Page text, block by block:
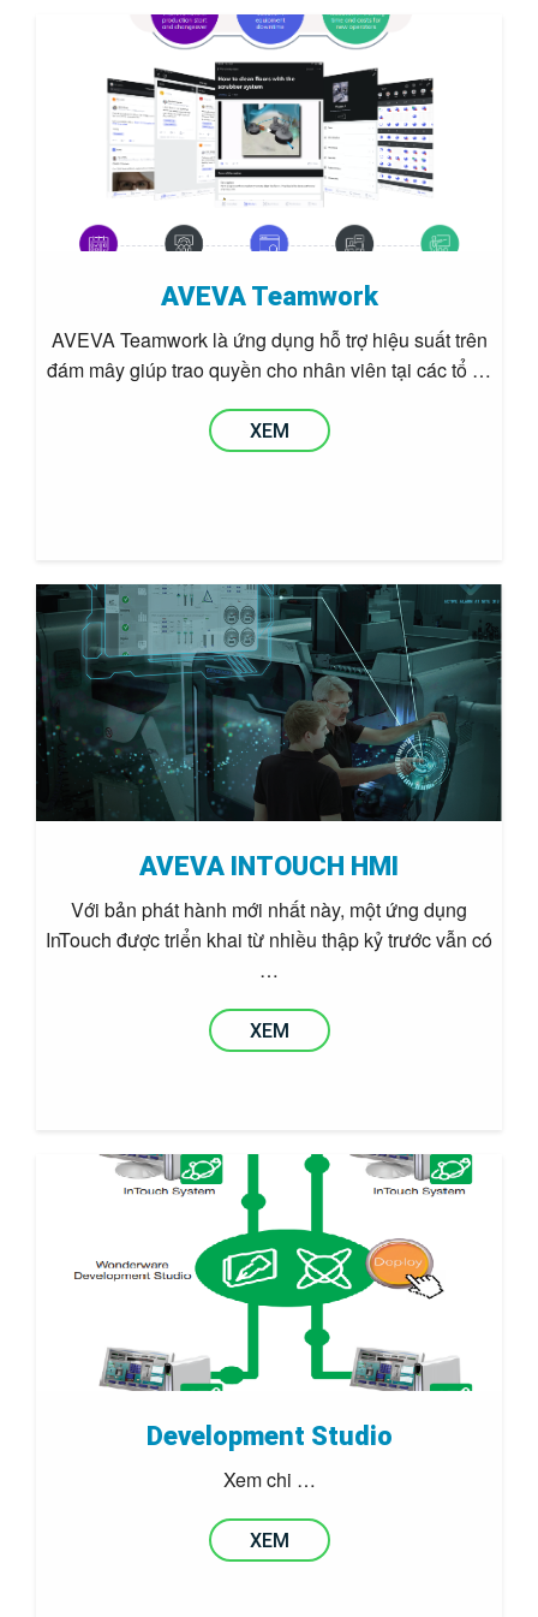
AVEVA Teamwork
AVEVA Teamwork là ứng dụng hỗ trợ hiệu suất trên
đám mây giúp trao quyền cho nhân viên tại các tổ …
XEM
AVEVA INTOUCH HMI
Với bản phát hành mới nhất này, một ứng dụng
InTouch được triển khai từ nhiều thập kỷ trước vẫn có
…
XEM
Development Studio
Xem chi …
XEM